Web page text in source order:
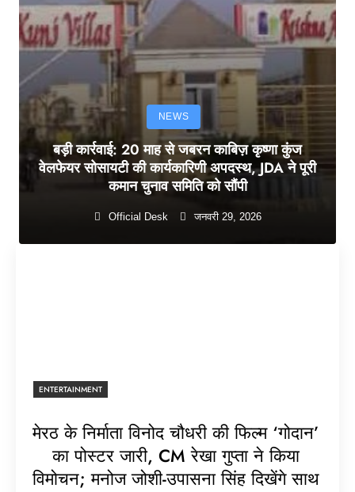
NEWS
बड़ी कार्रवाई: 20 माह से जबरन काबिज़ कृष्णा कुंज
वेलफेयर सोसायटी की कार्यकारिणी अपदस्थ, JDA ने पूरी
कमान चुनाव समिति को सौंपी
Official Desk जनवरी 29, 2026
ENTERTAINMENT
मेरठ के निर्माता विनोद चौधरी की फिल्म ‘गोदान’
का पोस्टर जारी, CM रेखा गुप्ता ने किया
विमोचन; मनोज जोशी-उपासना सिंह दिखेंगे साथ